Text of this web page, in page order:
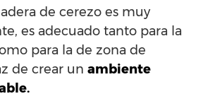
de cerezo es muy
es adecuado tanto para la
para la de zona de
de crear un ambiente